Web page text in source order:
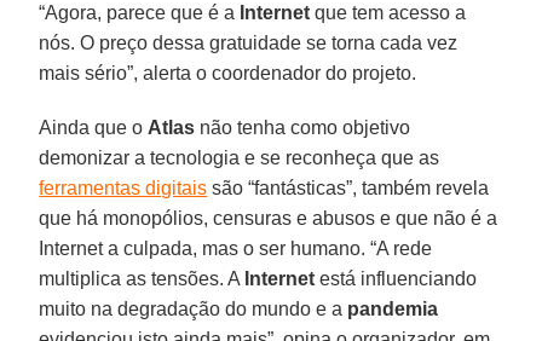
“Agora, parece que é a Internet que tem acesso a
nós. O preço dessa gratuidade se torna cada vez
mais sério”, alerta o coordenador do projeto.
Ainda que o Atlas não tenha como objetivo
demonizar a tecnologia e se reconheça que as
ferramentas digitais são “fantásticas”, também revela
que há monopólios, censuras e abusos e que não é a
Internet a culpada, mas o ser humano. “A rede
multiplica as tensões. A Internet está influenciando
muito na degradação do mundo e a pandemia